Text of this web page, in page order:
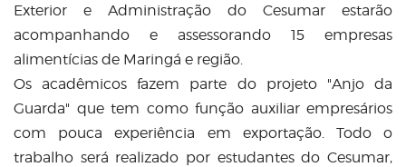
Exterior e Administração do Cesumar estarão
acompanhando e assessorando 15 empresas
alimentícias de Maringá e região.
Os acadêmicos fazem parte do projeto "Anjo da
Guarda" que tem como função auxiliar empresários
com pouca experiência em exportação. Todo o
trabalho será realizado por estudantes do Cesumar,